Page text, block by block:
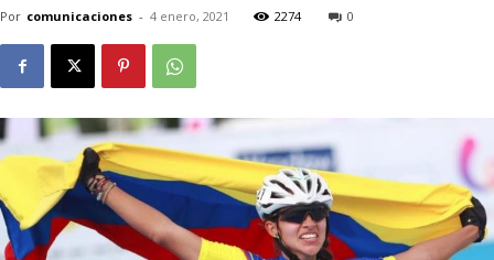
Por comunicaciones - 4 enero, 2021 2274 0